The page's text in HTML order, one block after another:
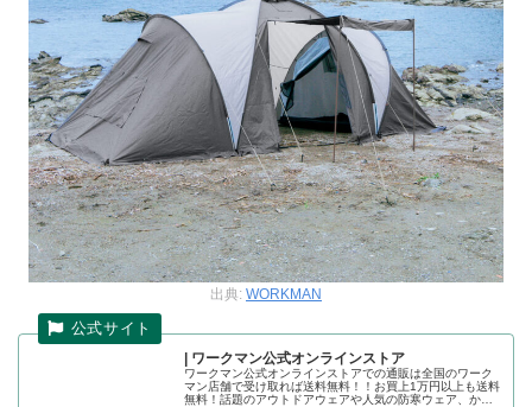
出典: WORKMAN
| ワークマン公式オンラインストア
ワークマン公式オンラインストアでの通販は全国のワーク
マン店舗で受け取れば送料無料！！お買上1万円以上も送料
無料！話題のアウトドアウェアや人気の防寒ウェア、かっ